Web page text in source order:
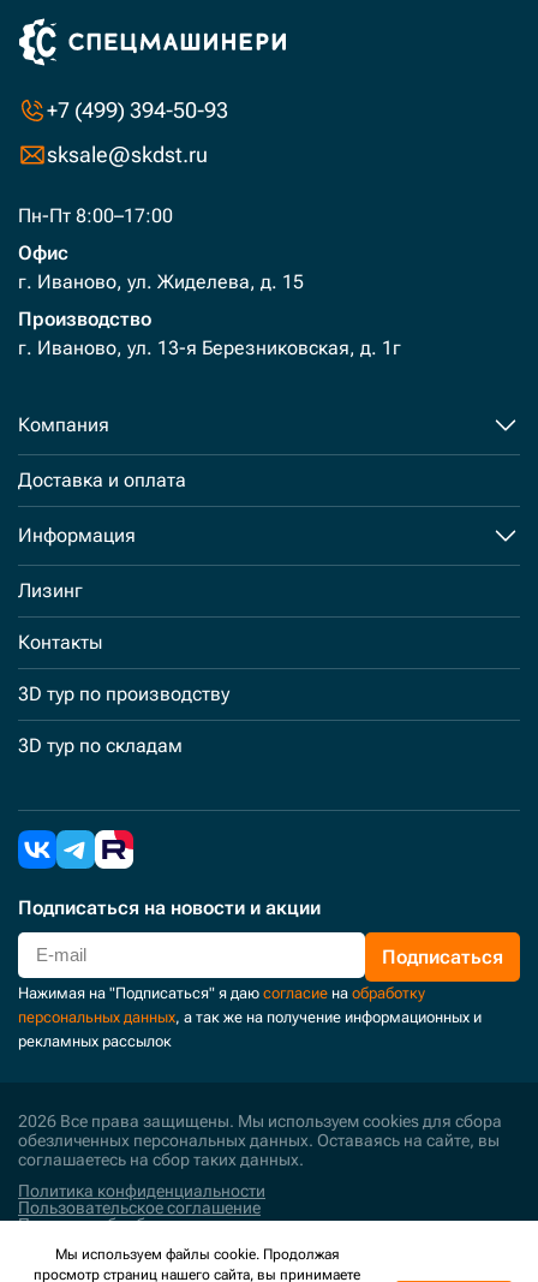
+7 (499) 394-50-93
sksale@skdst.ru
Пн-Пт 8:00–17:00
Офис
г. Иваново, ул. Жиделева, д. 15
Производство
г. Иваново, ул. 13-я Березниковская, д. 1г
Компания
Доставка и оплата
Информация
Лизинг
Контакты
3D тур по производству
3D тур по складам
Подписаться на новости и акции
Подписаться
Нажимая на "Подписаться" я даю согласие на обработку
персональных данных, а так же на получение информационных и
рекламных рассылок
2026 Все права защищены. Мы используем cookies для сбора
обезличенных персональных данных. Оставаясь на сайте, вы
соглашаетесь на сбор таких данных.
Политика конфиденциальности
Пользовательское соглашение
Политика обработки персональных данных
Поддержка и развитие
Мы используем файлы cookie. Продолжая
просмотр страниц нашего сайта, вы принимаете